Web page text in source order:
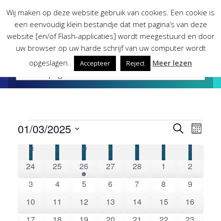
content
Evenementen
en
ZoekenMaand
01/03/2025
Selecteer
een
datum.
Kalender
van
Evenementen
MMAANDAG
D DINSDAGW WOENSDAG
D DONDERDAG
V VRIJDAGZ ZATERDAG
ZZONDAG
0
24
0
evenementen
25
1
evenement
26
0
27
0
28
0
1
0
2
0
3
0
4
0
5
0
6
0
7
0
8
0
9
0
10
0
11
0
12
0
13
0
14
0
15
0
16
Wij maken op deze website gebruik van cookies. Een cookie is
een eenvoudig klein bestandje dat met pagina’s van deze
website [en/of Flash-applicaties] wordt meegestuurd en door
uw browser op uw harde schrijf van uw computer wordt
opgeslagen..
Accepteer Reject Meer lezen